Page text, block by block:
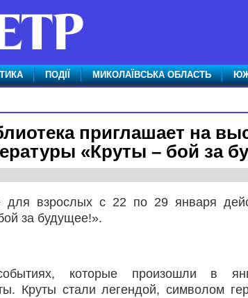
ПОДІЇ МИКОЛАЇВСЬКА ОБЛАСТЬ
приглашает на
«Круты – бой за
для взрослых с 22 по 29 января
за будущее!».
которые произошли в
Круты стали легендой, символом